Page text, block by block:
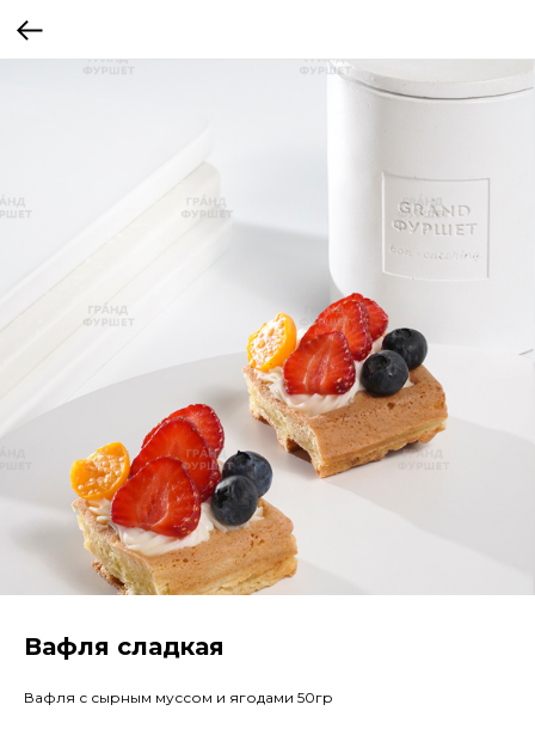
Вафля сладкая
Вафля с сырным муссом и ягодами 50гр